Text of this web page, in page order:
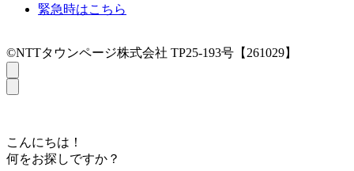
緊急時はこちら
©NTTタウンページ株式会社 TP25-193号【261029】
こんにちは！
何をお探しですか？